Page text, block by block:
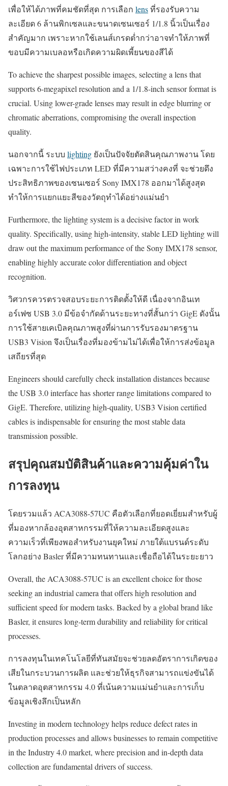
เพื่อให้ได้ภาพที่คมชัดที่สุด การเลือก lensที่รองรับความ
ละเอียด 6 ล้านพิกเซลและขนาดเซนเซอร์ 1/1.8 นิ้วเป็นเรื่อง
สำคัญมาก เพราะหากใช้เลนส์เกรดต่ำกว่าอาจทำให้ภาพที่
ขอบมีความเบลอหรือเกิดความผิดเพี้ยนของสีได้
To achieve the sharpest possible images, selecting a lens that
supports 6-megapixel resolution and a 1/1.8-inch sensor format is
crucial. Using lower-grade lenses may result in edge blurring or
chromatic aberrations, compromising the overall inspection
quality.
นอกจากนี้ ระบบ lighting ยังเป็นปัจจัยตัดสินคุณภาพงาน โดย
เฉพาะการใช้ไฟประเภท LED ที่มีความสว่างคงที่ จะช่วยดึง
ประสิทธิภาพของเซนเซอร์ Sony IMX178 ออกมาได้สูงสุด
ทำให้การแยกแยะสีของวัตถุทำได้อย่างแม่นยำ
Furthermore, the lighting system is a decisive factor in work
quality. Specifically, using high-intensity, stable LED lighting will
draw out the maximum performance of the Sony IMX178 sensor,
enabling highly accurate color differentiation and object
recognition.
วิศวกรควรตรวจสอบระยะการติดตั้งให้ดี เนื่องจากอินเท
อร์เฟซ USB 3.0 มีข้อจำกัดด้านระยะทางที่สั้นกว่า GigE ดังนั้น
การใช้สายเคเบิลคุณภาพสูงที่ผ่านการรับรองมาตรฐาน
USB3 Vision จึงเป็นเรื่องที่มองข้ามไม่ได้เพื่อให้การส่งข้อมูล
เสถียรที่สุด
Engineers should carefully check installation distances because
the USB 3.0 interface has shorter range limitations compared to
GigE. Therefore, utilizing high-quality, USB3 Vision certified
cables is indispensable for ensuring the most stable data
transmission possible.
สรุปคุณสมบัติสินค้าและความคุ้มค่าใน
การลงทุน
โดยรวมแล้ว ACA3088-57UC คือตัวเลือกที่ยอดเยี่ยมสำหรับผู้
ที่มองหากล้องอุตสาหกรรมที่ให้ความละเอียดสูงและ
ความเร็วที่เพียงพอสำหรับงานยุคใหม่ ภายใต้แบรนด์ระดับ
โลกอย่าง Basler ที่มีความทนทานและเชื่อถือได้ในระยะยาว
Overall, the ACA3088-57UC is an excellent choice for those
seeking an industrial camera that offers high resolution and
sufficient speed for modern tasks. Backed by a global brand like
Basler, it ensures long-term durability and reliability for critical
processes.
การลงทุนในเทคโนโลยีที่ทันสมัยจะช่วยลดอัตราการเกิดของ
เสียในกระบวนการผลิต และช่วยให้ธุรกิจสามารถแข่งขันได้
ในตลาดอุตสาหกรรม 4.0 ที่เน้นความแม่นยำและการเก็บ
ข้อมูลเชิงลึกเป็นหลัก
Investing in modern technology helps reduce defect rates in
production processes and allows businesses to remain competitive
in the Industry 4.0 market, where precision and in-depth data
collection are fundamental drivers of success.